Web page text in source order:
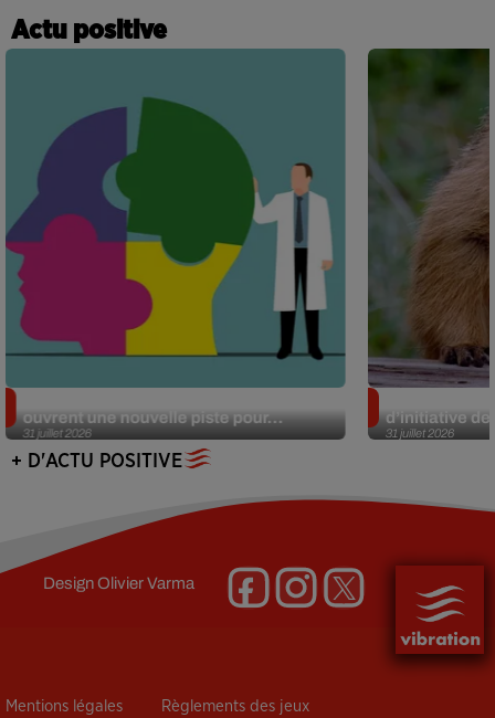
Actu positive
31 juillet 2026
ouvrent une nouvelle piste pour...
31 juillet 2026
d’initiative
+ D'ACTU POSITIVE
DesignOlivier Varma
Mentions légales Règlements des jeux